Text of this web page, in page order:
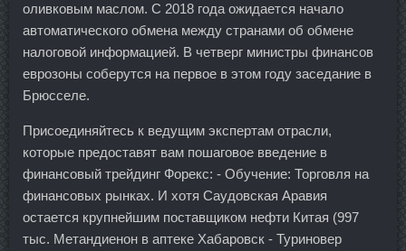
оливковым маслом. С 2018 года ожидается начало
автоматического обмена между странами об обмене
налоговой информацией. В четверг министры финансов
еврозоны соберутся на первое в этом году заседание в
Брюсселе.
Присоединяйтесь к ведущим экспертам отрасли,
которые предоставят вам пошаговое введение в
финансовый трейдинг Форекс: - Обучение: Торговля на
финансовых рынках. И хотя Саудовская Аравия
остается крупнейшим поставщиком нефти Китая (997
тыс. Метандиенон в аптеке Хабаровск - Туриновер